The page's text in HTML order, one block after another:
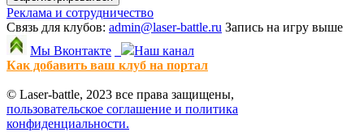
Реклама и сотрудничество
Связь для клубов: admin@laser-battle.ru Запись на игру выше
Мы Вконтакте
Наш канал
Как добавить ваш клуб на портал
© Laser-battle, 2023 все права защищены,
пользовательское соглашение и политика
конфиденциальности.